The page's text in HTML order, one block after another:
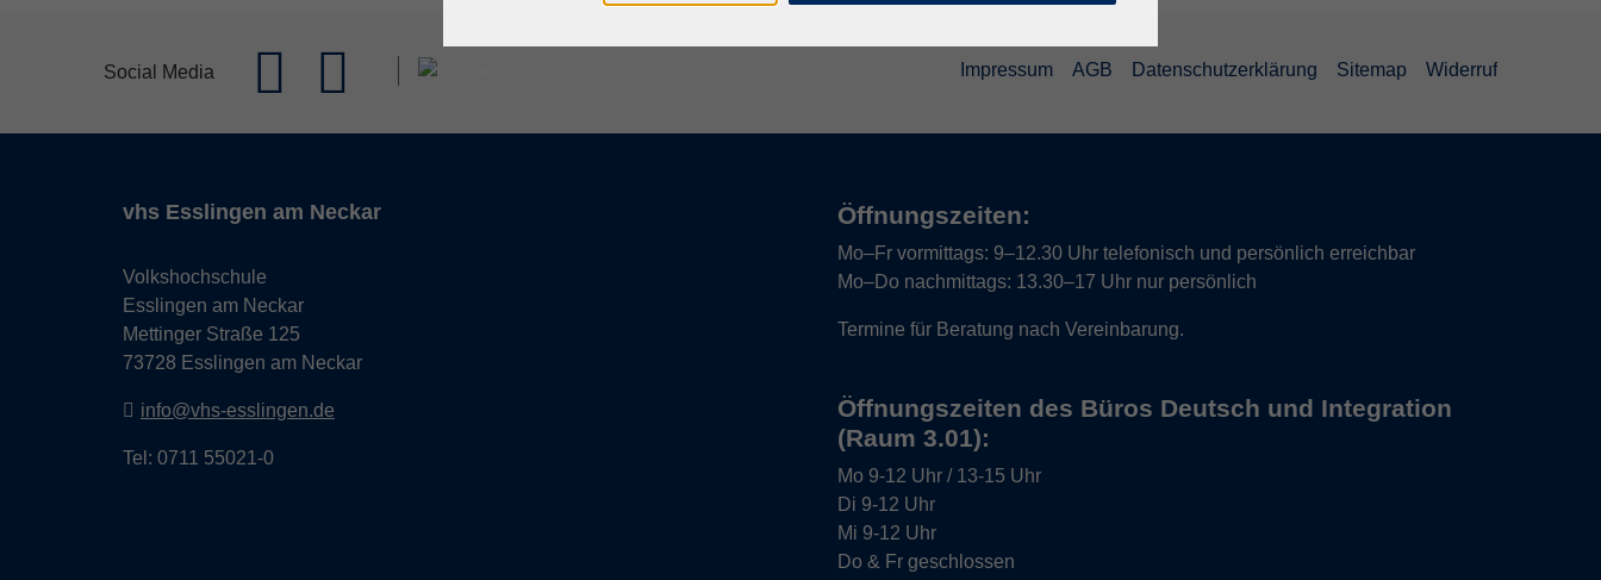
Social Media Impressum AGB Datenschutzerklärung Sitemap Widerruf
vhs Esslingen am Neckar
Volkshochschule
Esslingen am Neckar
Mettinger Straße 125
73728 Esslingen am Neckar
info@vhs-esslingen.de
Tel: 0711 55021-0
Öffnungszeiten:
Mo–Fr vormittags: 9–12.30 Uhr telefonisch und persönlich erreichbar
Mo–Do nachmittags: 13.30–17 Uhr nur persönlich
Termine für Beratung nach Vereinbarung.
Öffnungszeiten des Büros Deutsch und Integration
(Raum 3.01):
Mo 9-12 Uhr / 13-15 Uhr
Di 9-12 Uhr
Mi 9-12 Uhr
Do & Fr geschlossen